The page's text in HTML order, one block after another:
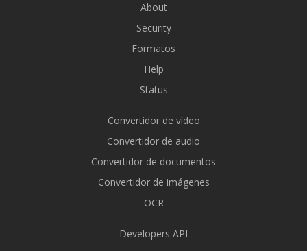
About
Security
Formatos
Help
Status
Convertidor de vídeo
Convertidor de audio
Convertidor de documentos
Convertidor de imágenes
OCR
Developers API